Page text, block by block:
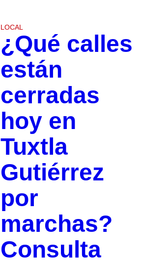
LOCAL
¿Qué calles
están
cerradas
hoy en
Tuxtla
Gutiérrez
por
marchas?
Consulta